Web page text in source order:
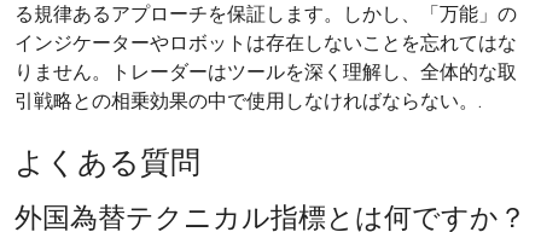
る規律あるアプローチを保証します。しかし、「万能」の
インジケーターやロボットは存在しないことを忘れてはな
りません。トレーダーはツールを深く理解し、全体的な取
引戦略との相乗効果の中で使用しなければならない。.
よくある質問
外国為替テクニカル指標とは何ですか？